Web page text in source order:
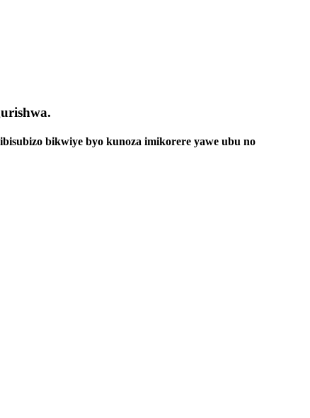
bikwiye byo kunoza imikorere yawe ubu no